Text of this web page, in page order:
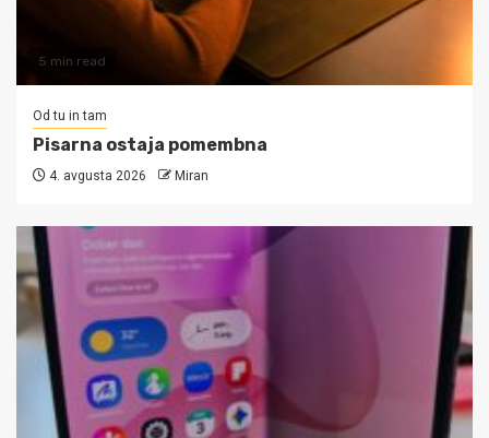
5 min read
Od tu in tam
Pisarna ostaja pomembna
4. avgusta 2026 Miran